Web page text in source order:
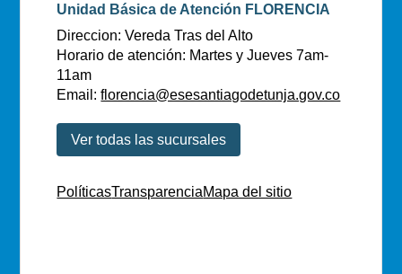
Unidad Básica de Atención FLORENCIA
Direccion: Vereda Tras del Alto
Horario de atención: Martes y Jueves 7am-
11am
Email:florencia@esesantiagodetunja.gov.co
Ver todas las sucursales
PolíticasTransparenciaMapa del sitio